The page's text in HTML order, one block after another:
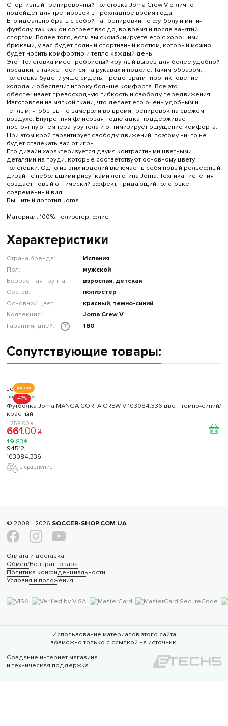
Спортивный тренировочный Толстовка Joma Crew V отлично
подойдет для тренировок в прохладное время года.
Его идеально брать с собой на тренировки по футболу и мини-
футболу, так как он согреет вас до, во время и после занятий
спортом. Более того, если вы скомбинируете его с хорошими
брюками, у вас будет полный спортивный костюм, который можно
будет носить комфортно и тепло каждый день.
Этот Толстовка имеет ребристый круглый вырез для более удобной
посадки, а также носится на рукавах и подоле. Таким образом,
толстовка будет лучше сидеть, предотвратит проникновение
холода и обеспечит игроку больше комфорта. Все это
обеспечивает превосходную гибкость и свободу передвижения.
Изготовлен из мягкой ткани, что делает его очень удобным и
теплым, чтобы вы не замерзли во время тренировок на свежем
воздухе. Внутренняя флисовая подкладка поддерживает
постоянную температуру тела и оптимизирует ощущение комфорта.
При этом крой гарантирует свободу движений, поэтому ничто не
будет отвлекать вас от игры.
Его дизайн характеризуется двумя контрастными цветными
деталями на груди, которые соответствуют основному цвету
толстовки. Одно из этих изделий включает в себя новый рельефный
дизайн с небольшими рисунками логотипа Joma. Техника тиснения
создает новый оптический эффект, придающий толстовке
современный вид.
Вышитый логотип Joma.
Материал: 100% полиэстер, флис.
Характеристики
Страна бренда:
Испания
Пол:
мужской
Возрастная группа:
взрослая, детская
Состав:
полиэстер
Основной цвет:
красный, темно-синий
Коллекция:
Joma Crew V
Гарантия, дней:
? 180
Сопутствующие товары:
Акция
-47%
Joma
под заказ
Футболка Joma MANGA CORTA CREW V 103084.336 цвет: темно-синий/
красный
1 258.00 ₴
661.00 ₴
19.83 ₴
94512
103084.336
в сравнение
© 2008—2026 SOCCER-SHOP.COM.UA
Оплата и доставка
Обмен/Возврат товара
Политика конфиденциальности
Условия и положения
Использование материалов этого сайта
возможно только с ссылкой на источник.
Создание интернет магазина
и техническая поддержка